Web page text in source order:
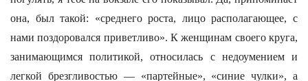
она, был такой: «среднего роста, лицо располагающее, с
нами поздоровался приветливо». К женщинам своего круга,
занимающимся политикой, относилась с недоумением и
легкой брезгливостью — «партейные», «синие чулки», а